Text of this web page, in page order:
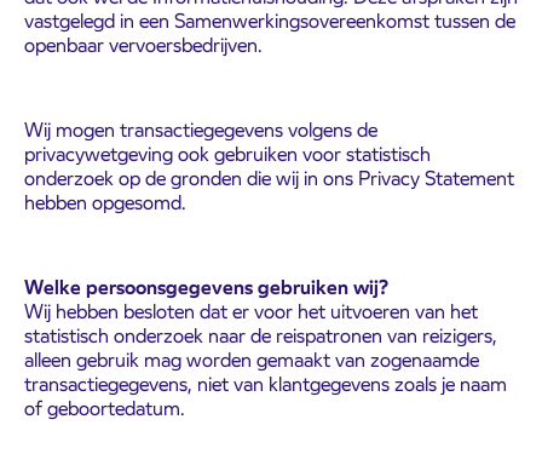
vastgelegd in een Samenwerkingsovereenkomst tussen de
openbaar vervoersbedrijven.
Wij mogen transactiegegevens volgens de
privacywetgeving ook gebruiken voor statistisch
onderzoek op de gronden die wij in ons Privacy Statement
hebben opgesomd.
Welke persoonsgegevens gebruiken wij?
Wij hebben besloten dat er voor het uitvoeren van het
statistisch onderzoek naar de reispatronen van reizigers,
alleen gebruik mag worden gemaakt van zogenaamde
transactiegegevens, niet van klantgegevens zoals je naam
of geboortedatum.